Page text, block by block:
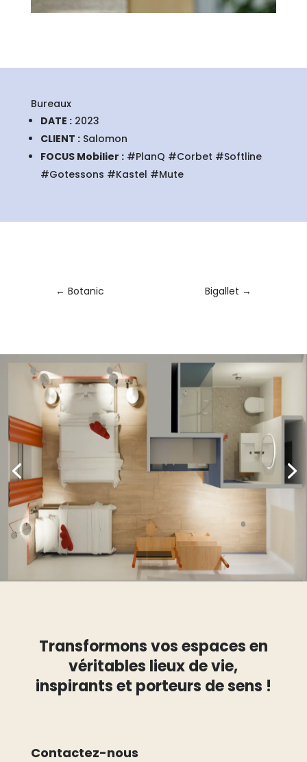
Bureaux
DATE :2023
CLIENT :Salomon
FOCUS Mobilier :#PlanQ #Corbet #Softline
#Gotessons #Kastel #Mute
← Botanic Bigallet →
Transformons vos espaces en
véritables lieux de vie,
inspirants et porteurs de sens !
Contactez-nous